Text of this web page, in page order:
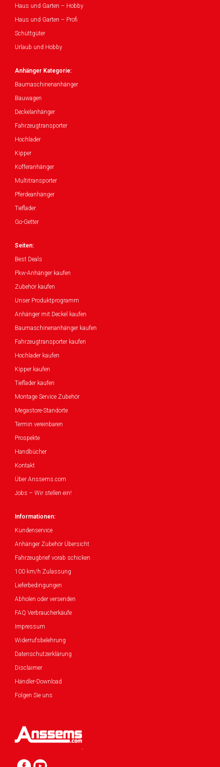
Haus und Garten – Hobby
Haus und Garten – Profi
Schüttgüter
Urlaub und Hobby
Anhänger Kategorie:
Baumaschinenanhänger
Bauwagen
Deckelanhänger
Fahrzeugtransporter
Hochlader
Kipper
Kofferanhänger
Multitransporter
Pferdeanhänger
Tieflader
Go-Getter
Seiten:
Best Deals
Pkw-Anhänger kaufen
Zubehör kaufen
Unser Produktprogramm
Anhänger mit Deckel kaufen
Baumaschinenanhänger kaufen
Fahrzeugtransporter kaufen
Hochlader kaufen
Kipper kaufen
Tieflader kaufen
Montage Service Zubehör
Megastore-Standorte
Termin vereinbaren
Prospekte
Handbücher
Kontakt
Über Anssems.com
Jobs – Wir stellen ein!
Informationen:
Kundenservice
Anhänger Zubehör Übersicht
Fahrzeugbrief vorab schicken
100 km/h Zulassung
Lieferbedingungen
Abholen oder versenden
FAQ Verbraucherkäufe
Impressum
Widerrufsbelehrung
Datenschutzerklärung
Disclaimer
Händler-Download
Folgen Sie uns